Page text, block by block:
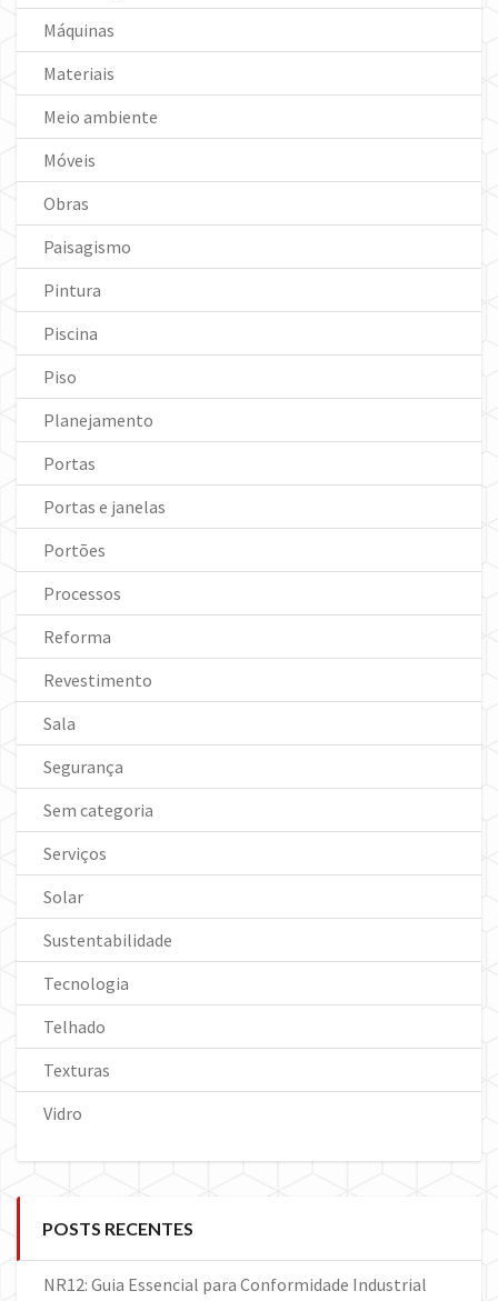
Máquinas
Materiais
Meio ambiente
Móveis
Obras
Paisagismo
Pintura
Piscina
Piso
Planejamento
Portas
Portas e janelas
Portões
Processos
Reforma
Revestimento
Sala
Segurança
Sem categoria
Serviços
Solar
Sustentabilidade
Tecnologia
Telhado
Texturas
Vidro
POSTS RECENTES
NR12: Guia Essencial para Conformidade Industrial